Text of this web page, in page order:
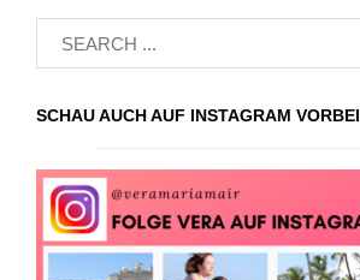
SCHAU AUCH AUF INSTAGRAM VORBEI